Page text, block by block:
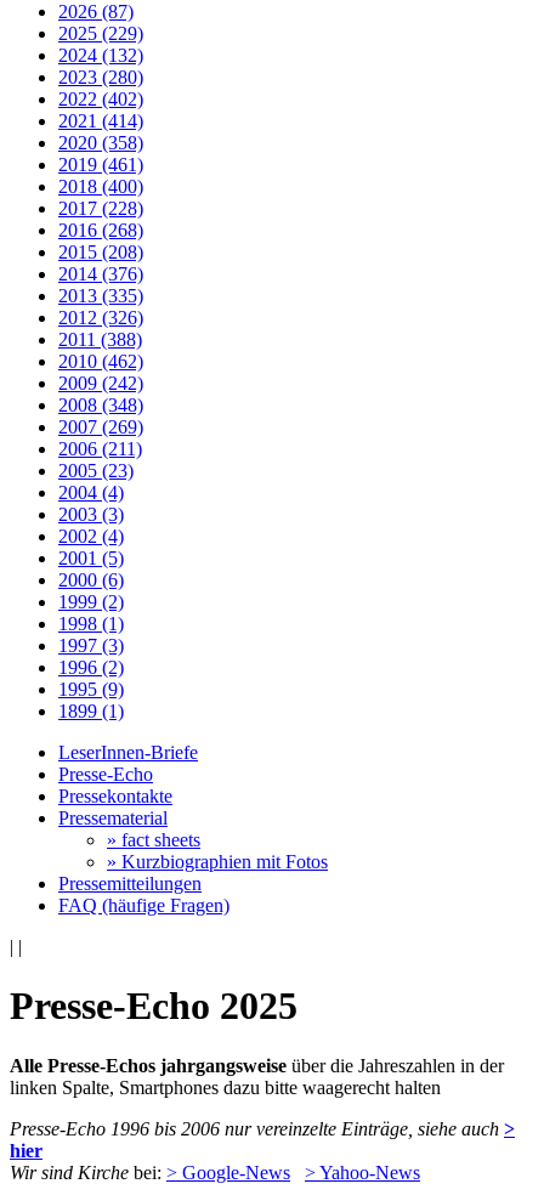
2026 (87)
2025 (229)
2024 (132)
2023 (280)
2022 (402)
2021 (414)
2020 (358)
2019 (461)
2018 (400)
2017 (228)
2016 (268)
2015 (208)
2014 (376)
2013 (335)
2012 (326)
2011 (388)
2010 (462)
2009 (242)
2008 (348)
2007 (269)
2006 (211)
2005 (23)
2004 (4)
2003 (3)
2002 (4)
2001 (5)
2000 (6)
1999 (2)
1998 (1)
1997 (3)
1996 (2)
1995 (9)
1899 (1)
LeserInnen-Briefe
Presse-Echo
Pressekontakte
Pressematerial
» fact sheets
» Kurzbiographien mit Fotos
Pressemitteilungen
FAQ (häufige Fragen)
| |
Presse-Echo 2025
Alle Presse-Echos jahrgangsweise über die Jahreszahlen in der
linken Spalte, Smartphones dazu bitte waagerecht halten
Presse-Echo 1996 bis 2006 nur vereinzelte Einträge, siehe auch >
hier
Wir sind Kirche bei: > Google-News > Yahoo-News